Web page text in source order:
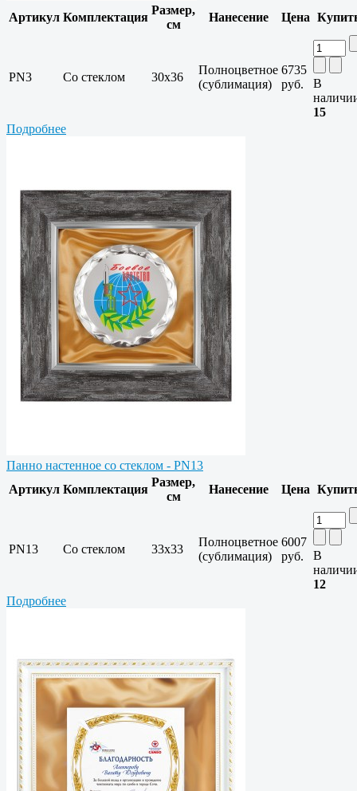
Артикул Комплектация
Размер,
см
Нанесение Цена
PN3 Со стеклом 30х36
Полноцветное
(сублимация)
6735
руб.
В
15
Подробнее
Панно настенное со стеклом - PN13
Артикул Комплектация
Размер,
см
Нанесение Цена
PN13 Со стеклом 33х33
Полноцветное
(сублимация)
6007
руб.
В
12
Подробнее